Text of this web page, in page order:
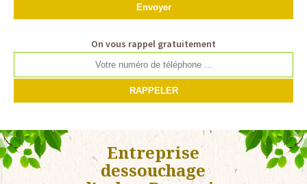
On vous rappel gratuitement
Entreprise
dessouchage